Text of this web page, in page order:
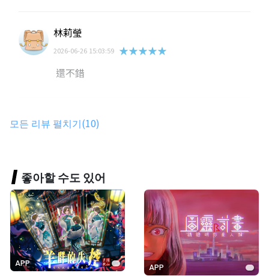
林莉瑩
2026-06-26 15:03:59 ★★★★★
還不錯
邱郁傑
宋雨潔
2026-06-26 14:42:08 ★★★★★
很棒
모든 리뷰 펼치기(10)
좋아할 수도 있어
APP
APP